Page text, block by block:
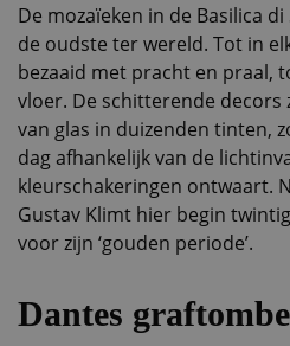
De mozaïeken in de Basilica
de oudste ter wereld. Tot in
bezaaid met pracht en praal,
vloer. De schitterende decors
van glas in duizenden tinten,
dag afhankelijk van de
kleurschakeringen ontwaart.
Gustav Klimt hier begin
voor zijn ‘gouden periode’.
Dantes graftombe